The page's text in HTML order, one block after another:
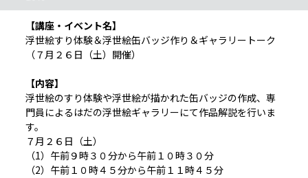
【講座・イベント名】
浮世絵すり体験＆浮世絵缶バッジ作り＆ギャラリートーク
（７月２６日（土）開催）
【内容】
浮世絵のすり体験や浮世絵が描かれた缶バッジの作成、専
門員によるはだの浮世絵ギャラリーにて作品解説を行いま
す。
７月２６日（土）
（1）午前９時３０分から午前１０時３０分
（2）午前１０時４５分から午前１１時４５分